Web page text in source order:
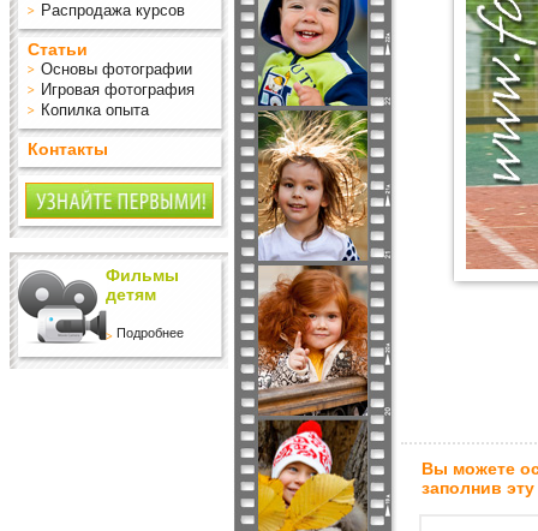
Распродажа курсов
Статьи
Основы фотографии
Игровая фотография
Копилка опыта
Контакты
Фильмы
детям
Подробнее
Вы можете
заполнив